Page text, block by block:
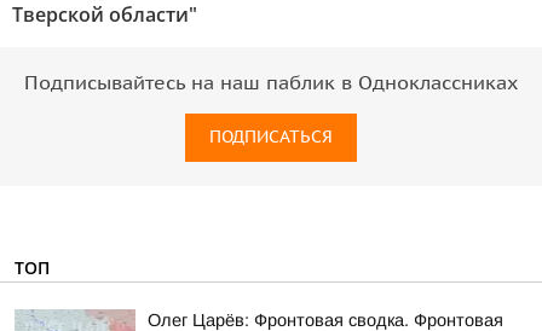
Тверской области"
Подписывайтесь на наш паблик в Одноклассниках
ПОДПИСАТЬСЯ
ТОП
Олег Царёв: Фронтовая сводка. Фронтовая